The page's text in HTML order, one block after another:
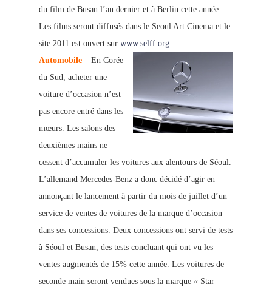
du film de Busan l’an dernier et à Berlin cette année.
Les films seront diffusés dans le Seoul Art Cinema et le
site 2011 est ouvert sur www.selff.org.
Automobile – En Corée
du Sud, acheter une
voiture d’occasion n’est
pas encore entré dans les
mœurs. Les salons des
deuxièmes mains ne
cessent d’accumuler les voitures aux alentours de Séoul.
L’allemand Mercedes-Benz a donc décidé d’agir en
annonçant le lancement à partir du mois de juillet d’un
service de ventes de voitures de la marque d’occasion
dans ses concessions. Deux concessions ont servi de tests
à Séoul et Busan, des tests concluant qui ont vu les
ventes augmentés de 15% cette année. Les voitures de
seconde main seront vendues sous la marque « Star